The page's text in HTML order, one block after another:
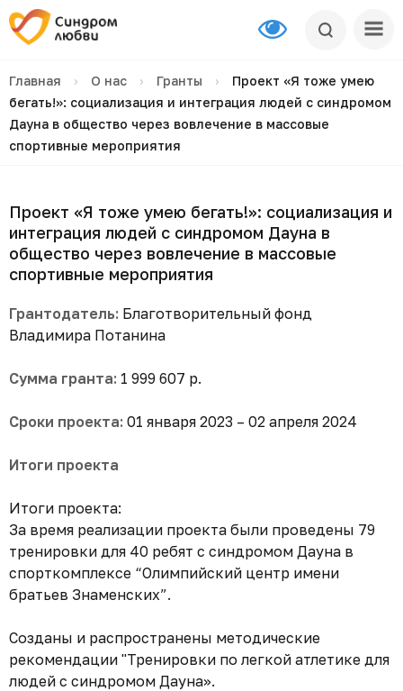
Главная › О нас › Гранты ›
Проект «Я тоже умею
бегать!»: социализация и интеграция людей с синдромом
Дауна в общество через вовлечение в массовые
спортивные мероприятия
Проект «Я тоже умею бегать!»: социализация и
интеграция людей с синдромом Дауна в
общество через вовлечение в массовые
спортивные мероприятия
Грантодатель: Благотворительный фонд
Владимира Потанина
Сумма гранта: 1 999 607 р.
Сроки проекта: 01 января 2023 – 02 апреля 2024
Итоги проекта
Итоги проекта:
За время реализации проекта были проведены 79
тренировки для 40 ребят с синдромом Дауна в
спорткомплексе “Олимпийский центр имени
братьев Знаменских”.
Созданы и распространены методические
рекомендации "Тренировки по легкой атлетике для
людей с синдромом Дауна».